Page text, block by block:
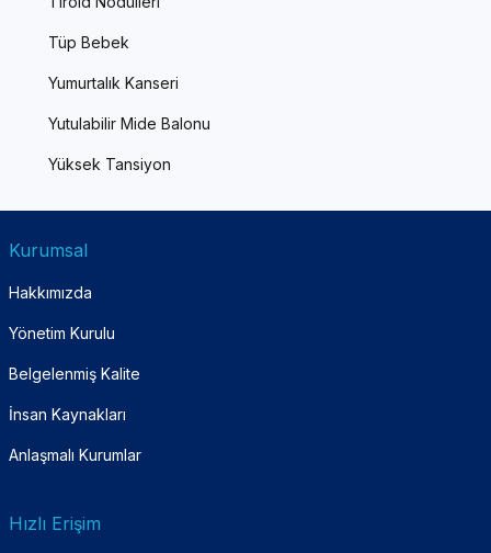
Tüp Bebek
Yumurtalık Kanseri
Yutulabilir Mide Balonu
Yüksek Tansiyon
Kurumsal
Hakkımızda
Yönetim Kurulu
Belgelenmiş Kalite
İnsan Kaynakları
Anlaşmalı Kurumlar
Hızlı Erişim